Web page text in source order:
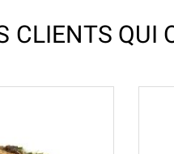
CLIENTS QUI